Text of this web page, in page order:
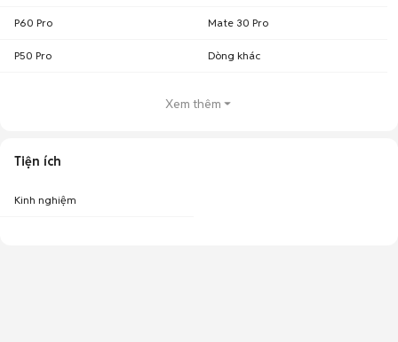
P60 Pro Mate 30 Pro
P50 Pro Dòng khác
Xem thêm
Tiện ích
Kinh nghiệm